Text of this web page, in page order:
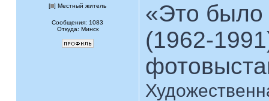
[ ] Местный житель
Сообщения: 1083
Откуда: Минск
«Это
(1962-